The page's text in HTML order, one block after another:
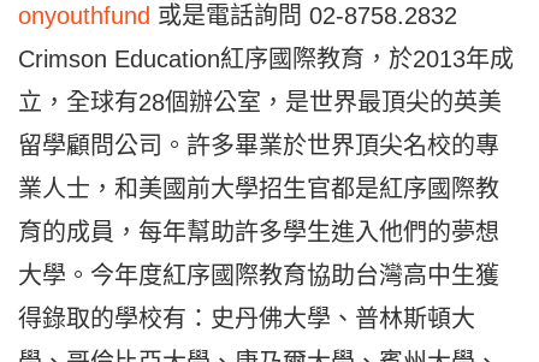
onyouthfund 或是電話詢問 02-8758.2832
Crimson Education紅序國際教育，於2013年成
立，全球有28個辦公室，是世界最頂尖的英美
留學顧問公司。許多畢業於世界頂尖名校的專
業人士，和美國前大學招生官都是紅序國際教
育的成員，每年幫助許多學生進入他們的夢想
大學。今年度紅序國際教育協助台灣高中生獲
得錄取的學校有：史丹佛大學、普林斯頓大